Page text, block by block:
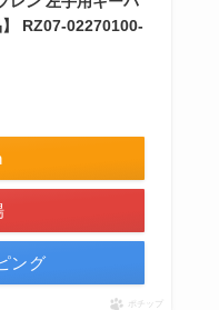
RZ07-02270100-
ング
ポチップ